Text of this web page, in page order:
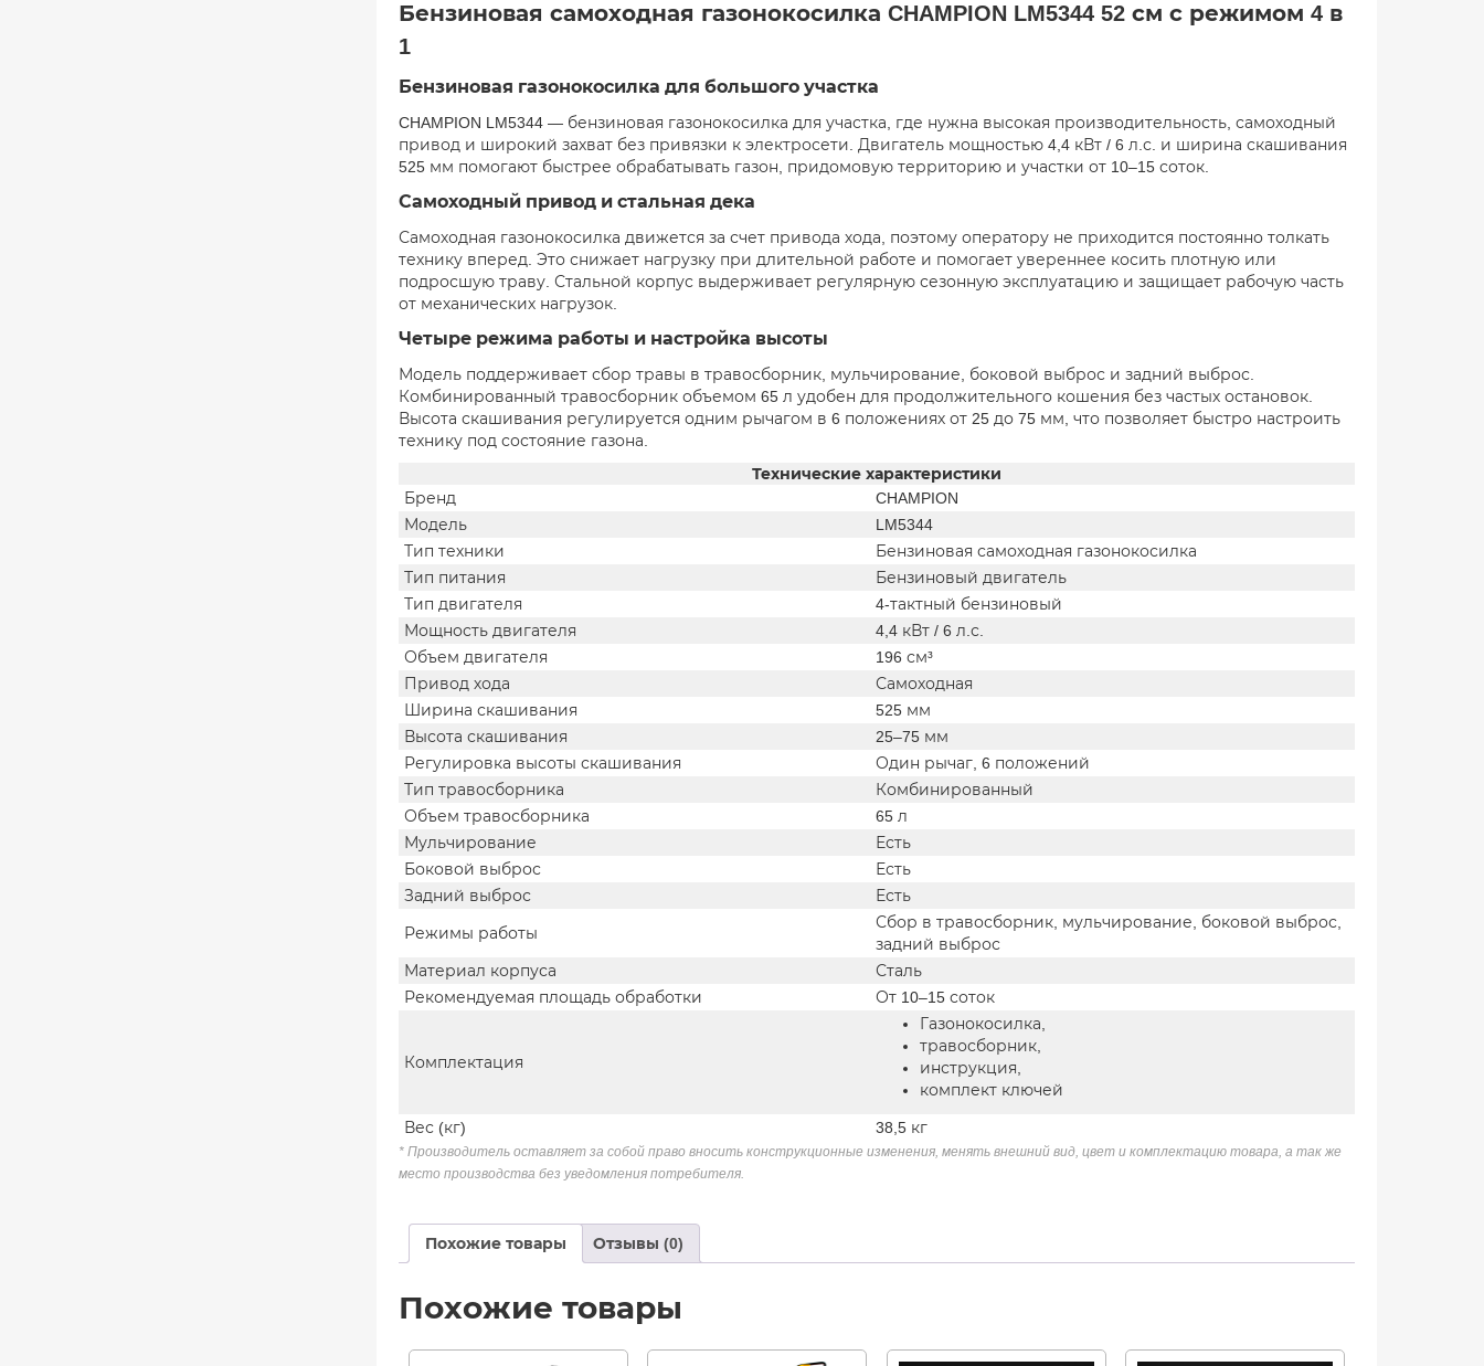
Бензиновая самоходная газонокосилка CHAMPION LM5344 52 см с режимом 4 в
1
Бензиновая газонокосилка для большого участка
CHAMPION LM5344 — бензиновая газонокосилка для участка, где нужна высокая производительность, самоходный
привод и широкий захват без привязки к электросети. Двигатель мощностью 4,4 кВт / 6 л.с. и ширина скашивания
525 мм помогают быстрее обрабатывать газон, придомовую территорию и участки от 10–15 соток.
Самоходный привод и стальная дека
Самоходная газонокосилка движется за счет привода хода, поэтому оператору не приходится постоянно толкать
технику вперед. Это снижает нагрузку при длительной работе и помогает увереннее косить плотную или
подросшую траву. Стальной корпус выдерживает регулярную сезонную эксплуатацию и защищает рабочую часть
от механических нагрузок.
Четыре режима работы и настройка высоты
Модель поддерживает сбор травы в травосборник, мульчирование, боковой выброс и задний выброс.
Комбинированный травосборник объемом 65 л удобен для продолжительного кошения без частых остановок.
Высота скашивания регулируется одним рычагом в 6 положениях от 25 до 75 мм, что позволяет быстро настроить
технику под состояние газона.
Технические характеристики
Бренд
CHAMPION
Модель
LM5344
Тип техники
Бензиновая самоходная газонокосилка
Тип питания
Бензиновый двигатель
Тип двигателя
4-тактный бензиновый
Мощность двигателя
4,4 кВт / 6 л.с.
Объем двигателя
196 см³
Привод хода
Самоходная
Ширина скашивания
525 мм
Высота скашивания
25–75 мм
Регулировка высоты скашивания
Один рычаг, 6 положений
Тип травосборника
Комбинированный
Объем травосборника
65 л
Мульчирование
Есть
Боковой выброс
Есть
Задний выброс
Есть
Режимы работы
Сбор в травосборник, мульчирование, боковой выброс,
задний выброс
Материал корпуса
Сталь
Рекомендуемая площадь обработки
От 10–15 соток
Комплектация
Газонокосилка,
травосборник,
инструкция,
комплект ключей
Вес (кг) 38,5 кг
* Производитель оставляет за собой право вносить конструкционные изменения, менять внешний вид, цвет и комплектацию товара, а так же
место производства без уведомления потребителя.
Похожие товары Отзывы (0)
Похожие товары